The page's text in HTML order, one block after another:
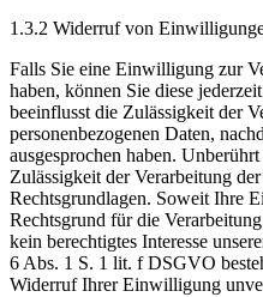
1.3.2 Widerruf von
Falls Sie eine Einwilligung zur
haben, können Sie diese
beeinflusst die Zulässigkeit der
personenbezogenen Daten,
ausgesprochen haben.
Zulässigkeit der Verarbeitung
Rechtsgrundlagen. Soweit Ihre
Rechtsgrund für die
kein berechtigtes Interesse
6 Abs. 1 S. 1 lit. f DSGVO
Widerruf Ihrer Einwilligung